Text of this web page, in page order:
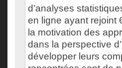
d’analyses
en ligne ayant rejoint
la motivation des
dans la perspective
développer leurs